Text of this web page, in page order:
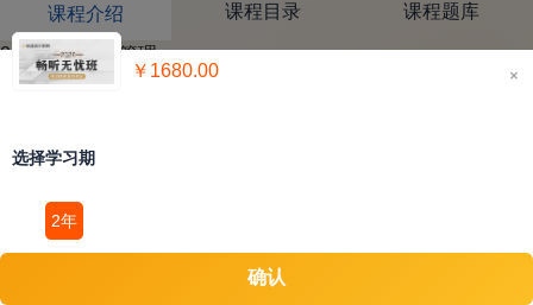
×
选择学习期
2年
确认
￥1680.00
立即购买
课程介绍 课程目录 课程题库
2021中级财务管理